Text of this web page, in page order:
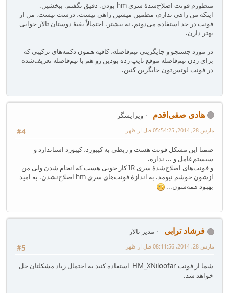
منظورم فونت اصلاح‌شدهٔ سری hm بودن. دقیق نگفتم. ببخشین.
اینکه من راهی ندارم، مطمین میشین راهی نیست، درست نیست. من از
فونت در حد استفاده می‌دونم. نه بیشتر. احتمالاً بقیهٔ دوستان تالار جوابی
بهتر دارن.
در مورد جستجو و جایگزینی نیم‌فاصله، کافیه همون دکمه‌های ترکیبی که
برای زدن نیم‌فاصله موقع تایپ زده بودین رو هم با نیم‌فاصله تعریف‌شده
در فونت لوتس‌تون جایگزین کنین.
هادی صفی‌اقدم
ویرایشگر
#4
مارس 28, 2014, 05:54:25 قبل از ظهر
ضمنا این مشکل فونت هست و ربطی به کیبورد، کیبورد استاندارد و
سیستم‌عامل و ... نداره.
و فونت‌های اصلاح‌شدهٔ سری IR کار خوبی هست که انجام شدن ولی من
ازشون خوشم نیومد. به اندازهٔ فونت‌های سری hm اصلاح‌نشدن. به امید
بهبود همه‌شون...
فرشاد ترابی
مدیر تالار
#5
مارس 28, 2014, 08:11:56 قبل از ظهر
شما از فونت HM_XNiloofar استفاده کنید به احتمال زیاد مشکلتان حل
خواهد شد.